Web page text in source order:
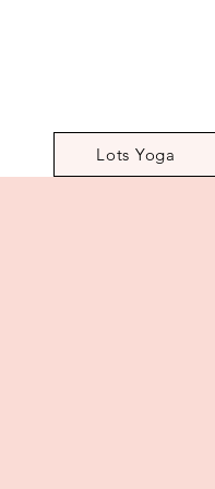
Lots Yoga